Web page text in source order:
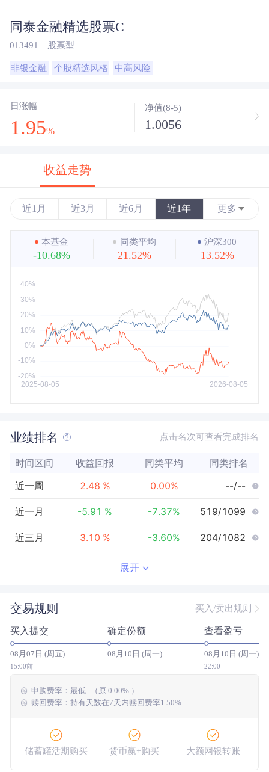
同泰金融精选股票C
013491 股票型
非银金融 个股精选风格 中高风险
日涨幅
1.95%
净值(8-5)
1.0056
收益走势
近1月 近3月 近6月 近1年 更多
近3年
近5年
最大
本基金
-10.68%
同类平均
21.52%
沪深300
13.52%
业绩排名 点击名次可查看完成排名
时间区间 收益回报 同类平均 同类排名
近一周 2.48 % 0.00% --/--
近一月 -5.91 % -7.37% 519/1099
近三月 3.10 % -3.60% 204/1082
近三年 466/825
近五年 -- 0.00% --/--
今年以来 936/1050
成立以来 0.56%
展开
交易规则 买入/卖出规则
买入提交
08月07日 (周五)
15:00前
确定份额
08月10日 (周一)
查看盈亏
08月10日 (周一)
22:00
申购费率： 最低--（原 0.00%）
赎回费率：持有天数在7天内赎回费率1.50%
储蓄罐活期购买 货币赢+购买 大额网银转账